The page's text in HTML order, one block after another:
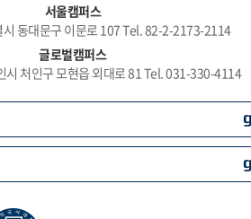
서울캠퍼스
동대문구 이문로 107 Tel. 82-2-2173-2114
글로벌캠퍼스
시 처인구 모현읍 외대로 81 Tel. 031-330-4114